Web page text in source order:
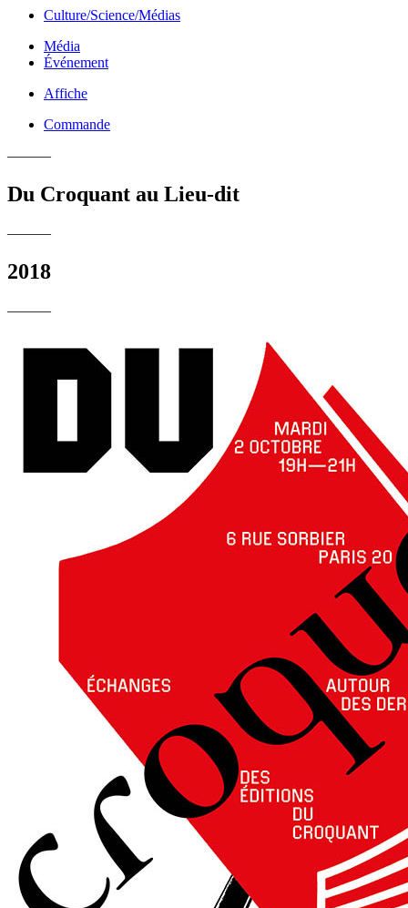
Culture/Science/Médias
Média
Événement
Affiche
Commande
———
Du Croquant au Lieu-dit
———
2018
———